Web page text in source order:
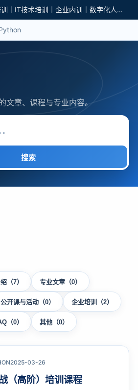
艾威培训｜职业认证培训｜IT技术培训｜企业内训｜数字化人才培养
文章、课程与专业内容。
搜索
（7） 专业文章（0）
公开课与活动（0） 企业培训（2）
（0） 其他（0）
2025-03-26
（高阶）培训课程